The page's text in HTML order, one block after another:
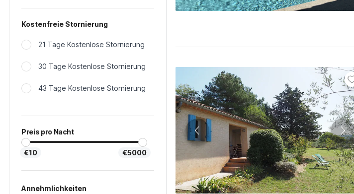
Kostenfreie Stornierung
21 Tage Kostenlose Stornierung
30 Tage Kostenlose Stornierung
43 Tage Kostenlose Stornierung
Preis pro Nacht
€10 €5000
Annehmlichkeiten